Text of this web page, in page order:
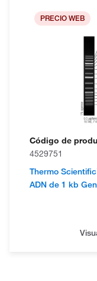
PRECIO WEB
Código de
4529751
Thermo
ADN de 1 kb